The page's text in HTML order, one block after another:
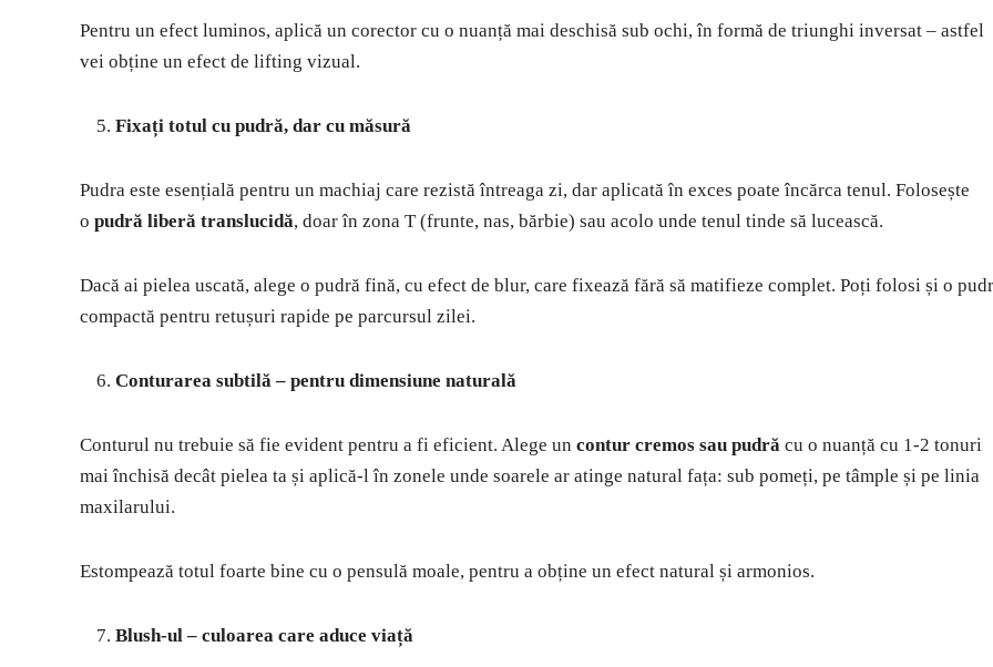
Pentru un efect luminos, aplică un corector cu o nuanță mai deschisă sub ochi, în formă de triunghi inversat – astfel
vei obține un efect de lifting vizual.
Fixați totul cu pudră, dar cu măsură
Pudra este esențială pentru un machiaj care rezistă întreaga zi, dar aplicată în exces poate încărca tenul. Folosește
o pudră liberă translucidă, doar în zona T (frunte, nas, bărbie) sau acolo unde tenul tinde să lucească.
Dacă ai pielea uscată, alege o pudră fină, cu efect de blur, care fixează fără să matifieze complet. Poți folosi și o
compactă pentru retușuri rapide pe parcursul zilei.
Conturarea subtilă – pentru dimensiune naturală
Conturul nu trebuie să fie evident pentru a fi eficient. Alege un contur cremos sau pudră cu o nuanță cu 1-2 tonuri
mai închisă decât pielea ta și aplică-l în zonele unde soarele ar atinge natural fața: sub pomeți, pe tâmple și pe linia
maxilarului.
Estompează totul foarte bine cu o pensulă moale, pentru a obține un efect natural și armonios.
Blush-ul – culoarea care aduce viață